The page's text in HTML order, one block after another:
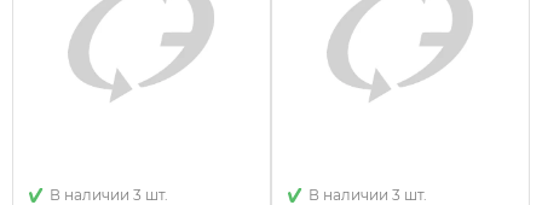
В наличии 3 шт. В наличии 3 шт.